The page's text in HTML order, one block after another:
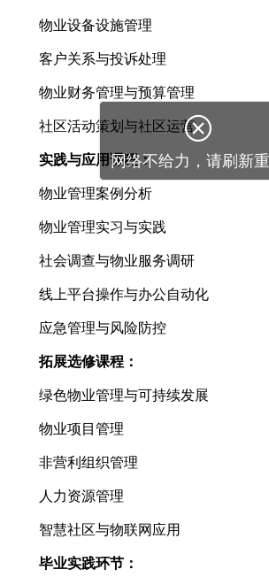
物业设备设施管理
客户关系与投诉处理
物业财务管理与预算管理
社区活动策划与社区运营
实践与应用课程：
物业管理案例分析
物业管理实习与实践
社会调查与物业服务调研
线上平台操作与办公自动化
应急管理与风险防控
拓展选修课程：
绿色物业管理与可持续发展
物业项目管理
非营利组织管理
人力资源管理
智慧社区与物联网应用
毕业实践环节：

网络不给力，请刷新